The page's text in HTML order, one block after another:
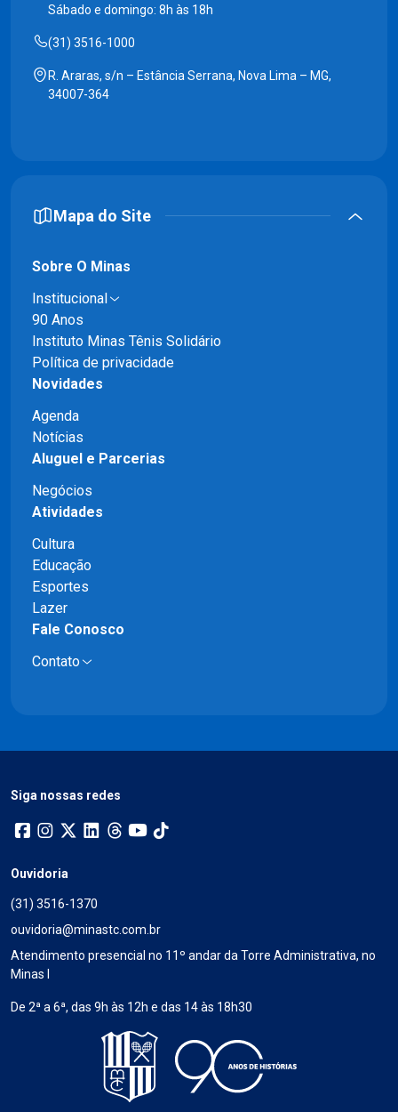
Sábado e domingo: 8h às 18h
(31) 3516-1000
R. Araras, s/n – Estância Serrana, Nova Lima – MG,
34007-364
Mapa do Site
Sobre O Minas
Institucional
90 Anos
Instituto Minas Tênis Solidário
Política de privacidade
Novidades
Agenda
Notícias
Aluguel e Parcerias
Negócios
Atividades
Cultura
Educação
Esportes
Lazer
Fale Conosco
Contato
Siga nossas redes
Ouvidoria
(31) 3516-1370
ouvidoria@minastc.com.br
Atendimento presencial no 11º andar da Torre Administrativa, no
Minas I
De 2ª a 6ª, das 9h às 12h e das 14 às 18h30